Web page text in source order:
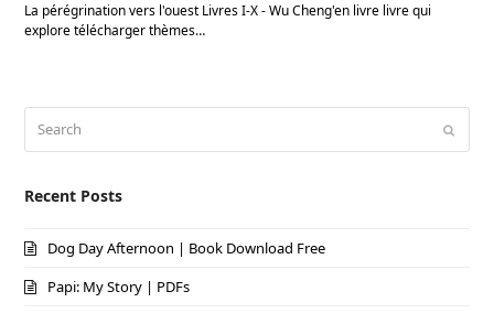
La pérégrination vers l'ouest Livres I-X - Wu Cheng'en livre livre qui
explore télécharger thèmes…
Recent Posts
Dog Day Afternoon | Book Download Free
Papi: My Story | PDFs